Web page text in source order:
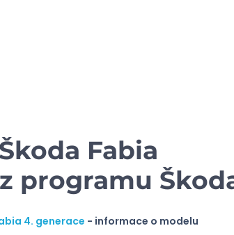
Škoda Fabia
programu
4. generace - informace o modelu